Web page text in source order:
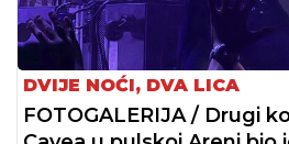
DVIJE NOĆI, DVA LICA
FOTOGALERIJA / Drugi